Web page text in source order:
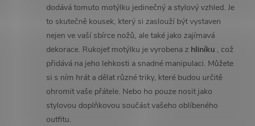
dodává tomuto motýlku jedinečný a stylový vzhled. Je
to skutečně kousek, který si zaslouží být vystaven
nejen ve vaší sbírce nožů, ale také jako zajímavá
dekorace. Rukojeť motýlku je vyrobena z hliníku , což
přidává na jeho lehkosti a snadné manipulaci. Můžete
si s ním hrát a dělat různé triky, které budou určitě
ohromit vaše přátele. Nebo ho pouze nosit jako
stylovou doplňkovou součást vašeho oblíbeného
outfitu.